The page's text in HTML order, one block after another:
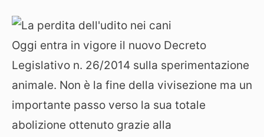
Oggi entra in vigore il nuovo Decreto
Legislativo n. 26/2014 sulla sperimentazione
animale. Non è la fine della vivisezione ma un
importante passo verso la sua totale
abolizione ottenuto grazie alla